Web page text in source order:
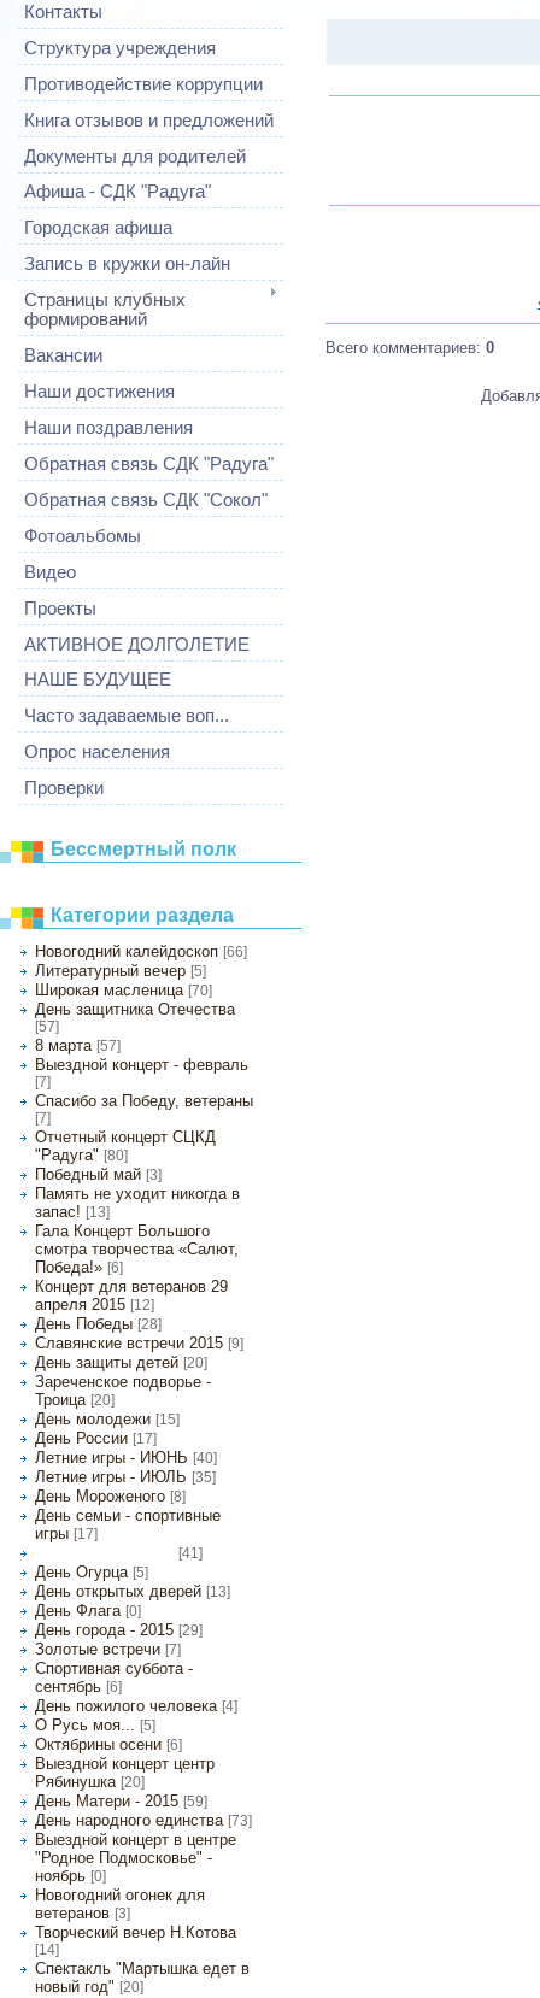
Контакты
Структура учреждения
Противодействие коррупции
Книга отзывов и предложений
Документы для родителей
Афиша - СДК "Радуга"
Городская афиша
Запись в кружки он-лайн
Страницы клубных
формирований
Вакансии
Наши достижения
Наши поздравления
Обратная связь СДК "Радуга"
Обратная связь СДК "Сокол"
Фотоальбомы
Видео
Проекты
АКТИВНОЕ ДОЛГОЛЕТИЕ
НАШЕ БУДУЩЕЕ
Часто задаваемые воп...
Опрос населения
Проверки
Бессмертный полк
Категории раздела
Новогодний калейдоскоп [66]
Литературный вечер [5]
Широкая масленица [70]
День защитника Отечества
[57]
8 марта [57]
Выездной концерт - февраль
[7]
Спасибо за Победу, ветераны
[7]
Отчетный концерт СЦКД
"Радуга" [80]
Победный май [3]
Память не уходит никогда в
запас! [13]
Гала Концерт Большого
смотра творчества «Салют,
Победа!» [6]
Концерт для ветеранов 29
апреля 2015 [12]
День Победы [28]
Славянские встречи 2015 [9]
День защиты детей [20]
Зареченское подворье -
Троица [20]
День молодежи [15]
День России [17]
Летние игры - ИЮНЬ [40]
Летние игры - ИЮЛЬ [35]
День Мороженого [8]
День семьи - спортивные
игры [17]
[41]
День Огурца [5]
День открытых дверей [13]
День Флага [0]
День города - 2015 [29]
Золотые встречи [7]
Спортивная суббота -
сентябрь [6]
День пожилого человека [4]
О Русь моя... [5]
Октябрины осени [6]
Выездной концерт центр
Рябинушка [20]
День Матери - 2015 [59]
День народного единства [73]
Выездной концерт в центре
"Родное Подмосковье" -
ноябрь [0]
Новогодний огонек для
ветеранов [3]
Творческий вечер Н.Котова
[14]
Спектакль "Мартышка едет в
новый год" [20]
Всего комментариев: 0